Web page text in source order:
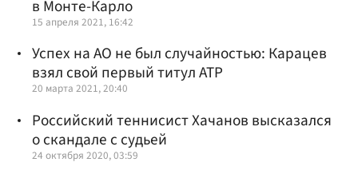
в Монте-Карло
15 апреля 2021, 16:42
Успех на AO не был случайностью: Карацев
взял свой первый титул АТР
20 марта 2021, 20:40
Российский теннисист Хачанов высказался
о скандале с судьей
24 октября 2020, 03:59